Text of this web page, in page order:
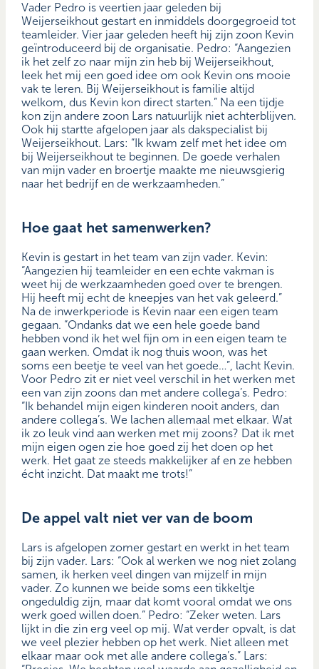
Vader Pedro is veertien jaar geleden bij
Weijerseikhout gestart en inmiddels doorgegroeid tot
teamleider. Vier jaar geleden heeft hij zijn zoon Kevin
geïntroduceerd bij de organisatie. Pedro: “Aangezien
ik het zelf zo naar mijn zin heb bij Weijerseikhout,
leek het mij een goed idee om ook Kevin ons mooie
vak te leren. Bij Weijerseikhout is familie altijd
welkom, dus Kevin kon direct starten.” Na een tijdje
kon zijn andere zoon Lars natuurlijk niet achterblijven.
Ook hij startte afgelopen jaar als dakspecialist bij
Weijerseikhout. Lars: “Ik kwam zelf met het idee om
bij Weijerseikhout te beginnen. De goede verhalen
van mijn vader en broertje maakte me nieuwsgierig
naar het bedrijf en de werkzaamheden.”
Hoe gaat het samenwerken?
Kevin is gestart in het team van zijn vader. Kevin:
“Aangezien hij teamleider en een echte vakman is
weet hij de werkzaamheden goed over te brengen.
Hij heeft mij echt de kneepjes van het vak geleerd.”
Na de inwerkperiode is Kevin naar een eigen team
gegaan. “Ondanks dat we een hele goede band
hebben vond ik het wel fijn om in een eigen team te
gaan werken. Omdat ik nog thuis woon, was het
soms een beetje te veel van het goede…”, lacht Kevin.
Voor Pedro zit er niet veel verschil in het werken met
een van zijn zoons dan met andere collega’s. Pedro:
“Ik behandel mijn eigen kinderen nooit anders, dan
andere collega’s. We lachen allemaal met elkaar. Wat
ik zo leuk vind aan werken met mij zoons? Dat ik met
mijn eigen ogen zie hoe goed zij het doen op het
werk. Het gaat ze steeds makkelijker af en ze hebben
écht inzicht. Dat maakt me trots!”
De appel valt niet ver van de boom
Lars is afgelopen zomer gestart en werkt in het team
bij zijn vader. Lars: “Ook al werken we nog niet zolang
samen, ik herken veel dingen van mijzelf in mijn
vader. Zo kunnen we beide soms een tikkeltje
ongeduldig zijn, maar dat komt vooral omdat we ons
werk goed willen doen.” Pedro: “Zeker weten. Lars
lijkt in die zin erg veel op mij. Wat verder opvalt, is dat
we veel plezier hebben op het werk. Niet alleen met
elkaar maar ook met alle andere collega’s.” Lars: